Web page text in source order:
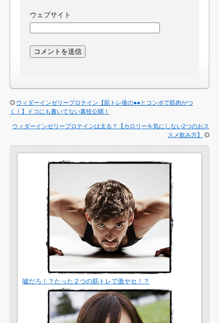
ウェブサイト
ウィダーインゼリープロテイン【筋トレ後の●●とコンボで筋肉がつ
く！】ドコにも書いてない裏技公開！
ウィダーインゼリープロテインは太る？【カロリーを気にしない2つのおス
スメ飲み方】
嘘だろ！？たった２つの筋トレで激ヤセ！？